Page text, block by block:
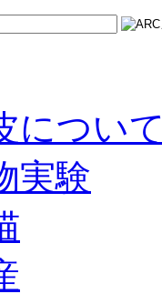
について
実験